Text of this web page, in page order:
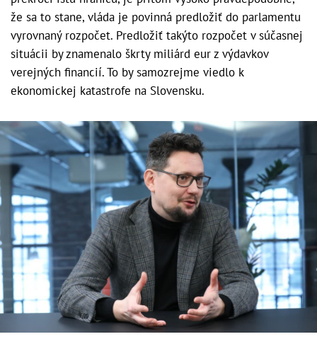
že sa to stane, vláda je povinná predložiť do parlamentu
vyrovnaný rozpočet. Predložiť takýto rozpočet v súčasnej
situácii by znamenalo škrty miliárd eur z výdavkov
verejných financií. To by samozrejme viedlo k
ekonomickej katastrofe na Slovensku.